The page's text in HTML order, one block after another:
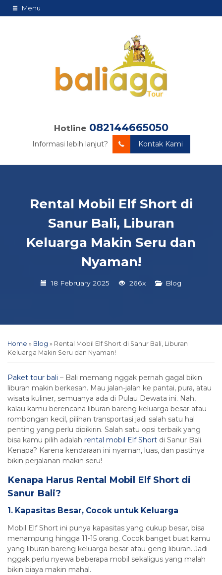
Menu
Hotline 082144665050
Informasi lebih lanjut? Kontak Kami
Rental Mobil Elf Short di
Sanur Bali, Liburan
Keluarga Makin Seru dan
Nyaman!
18 February 2025 266x Blog
Home » Blog » Rental Mobil Elf Short di Sanur Bali, Liburan
Keluarga Makin Seru dan Nyaman!
Paket tour bali – Bali memang nggak pernah gagal bikin
liburan makin berkesan. Mau jalan-jalan ke pantai, pura, atau
wisata kuliner, semuanya ada di Pulau Dewata ini. Nah,
kalau kamu berencana liburan bareng keluarga besar atau
rombongan kecil, pilihan transportasi jadi salah satu hal
penting yang perlu dipikirin. Salah satu opsi terbaik yang
bisa kamu pilih adalah rental mobil Elf Short di Sanur Bali.
Kenapa? Karena kendaraan ini nyaman, luas, dan pastinya
bikin perjalanan makin seru!
Kenapa Harus Rental Mobil Elf Short di
Sanur Bali?
1. Kapasitas Besar, Cocok untuk Keluarga
Mobil Elf Short ini punya kapasitas yang cukup besar, bisa
menampung hingga 11-15 orang. Cocok banget buat kamu
yang liburan bareng keluarga besar atau geng liburan. Jadi
nggak perlu nyewa beberapa mobil sekaligus yang malah
bikin biaya makin mahal.